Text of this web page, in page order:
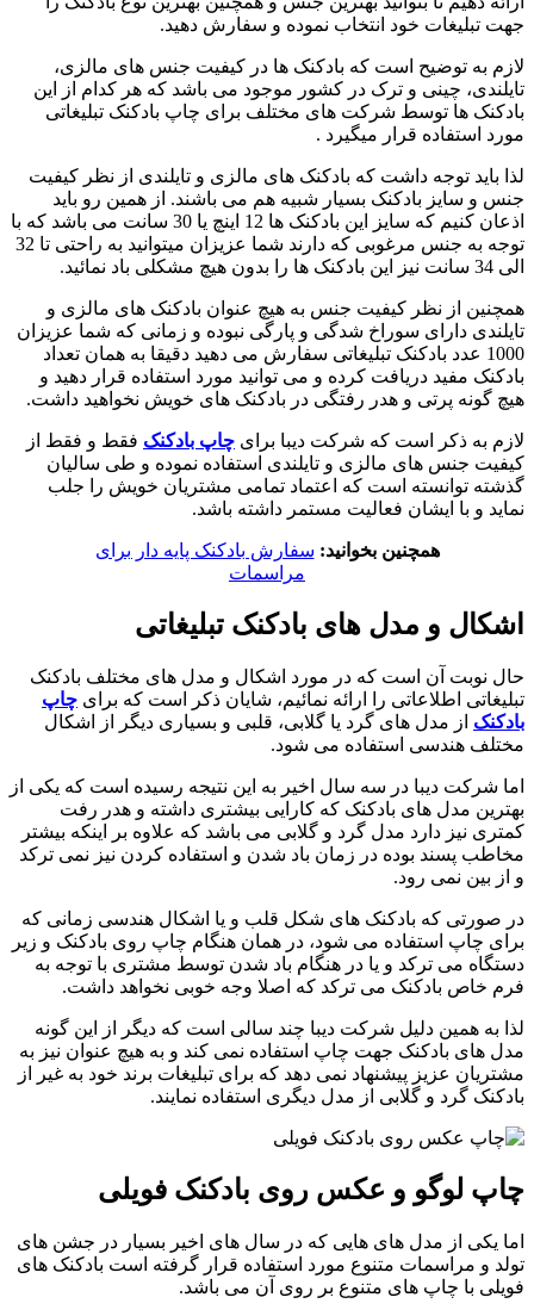
جهت تبلیغات خود انتخاب نموده و سفارش دهید.
لازم به توضیح است که بادکنک ها در کیفیت جنس های مالزی،
تایلندی، چینی و ترک در کشور موجود می باشد که هر کدام از این
بادکنک ها توسط شرکت های مختلف برای چاپ بادکنک تبلیغاتی
مورد استفاده قرار میگیرد .
لذا باید توجه داشت که بادکنک های مالزی و تایلندی از نظر کیفیت
جنس و سایز بادکنک بسیار شبیه هم می باشند. از همین رو باید
اذعان کنیم که سایز این بادکنک ها 12 اینچ یا 30 سانت می باشد که با
توجه به جنس مرغوبی که دارند شما عزیزان میتوانید به راحتی تا 32
الی 34 سانت نیز این بادکنک ها را بدون هیچ مشکلی باد نمائید.
همچنین از نظر کیفیت جنس به هیچ عنوان بادکنک های مالزی و
تایلندی دارای سوراخ شدگی و پارگی نبوده و زمانی که شما عزیزان
1000 عدد بادکنک تبلیغاتی سفارش می دهید دقیقا به همان تعداد
بادکنک مفید دریافت کرده و می توانید مورد استفاده قرار دهید و
هیچ گونه پرتی و هدر رفتگی در بادکنک های خویش نخواهید داشت.
لازم به ذکر است که شرکت دیبا برای چاپ بادکنک فقط و فقط از
کیفیت جنس های مالزی و تایلندی استفاده نموده و طی سالیان
گذشته توانسته است که اعتماد تمامی مشتریان خویش را جلب
نماید و با ایشان فعالیت مستمر داشته باشد.
همچنین بخوانید: سفارش بادکنک پایه دار برای
مراسمات
اشکال و مدل های بادکنک تبلیغاتی
حال نوبت آن است که در مورد اشکال و مدل های مختلف بادکنک
تبلیغاتی اطلاعاتی را ارائه نمائیم، شایان ذکر است که برای چاپ
بادکنک از مدل های گرد یا گلابی، قلبی و بسیاری دیگر از اشکال
مختلف هندسی استفاده می شود.
اما شرکت دیبا در سه سال اخیر به این نتیجه رسیده است که یکی از
بهترین مدل های بادکنک که کارایی بیشتری داشته و هدر رفت
کمتری نیز دارد مدل گرد و گلابی می باشد که علاوه بر اینکه بیشتر
مخاطب پسند بوده در زمان باد شدن و استفاده کردن نیز نمی ترکد
و از بین نمی رود.
در صورتی که بادکنک های شکل قلب و یا اشکال هندسی زمانی که
برای چاپ استفاده می شود، در همان هنگام چاپ روی بادکنک و زیر
دستگاه می ترکد و یا در هنگام باد شدن توسط مشتری با توجه به
فرم خاص بادکنک می ترکد که اصلا وجه خوبی نخواهد داشت.
لذا به همین دلیل شرکت دیبا چند سالی است که دیگر از این گونه
مدل های بادکنک جهت چاپ استفاده نمی کند و به هیچ عنوان نیز به
مشتریان عزیز پیشنهاد نمی دهد که برای تبلیغات برند خود به غیر از
بادکنک گرد و گلابی از مدل دیگری استفاده نمایند.
چاپ لوگو و عکس روی بادکنک فویلی
اما یکی از مدل های هایی که در سال های اخیر بسیار در جشن های
تولد و مراسمات متنوع مورد استفاده قرار گرفته است بادکنک های
فویلی با چاپ های متنوع بر روی آن می باشد.